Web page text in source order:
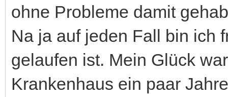
ohne Probleme damit
Na ja auf jeden Fall bin ich
gelaufen ist. Mein Glück
Krankenhaus ein paar